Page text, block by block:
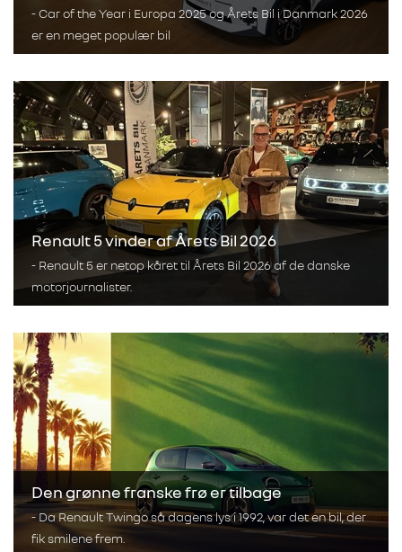
- Car of the Year i Europa 2025 og Årets Bil i Danmark 2026
er en meget populær bil
Renault 5 vinder af Årets Bil 2026
- Renault 5 er netop kåret til Årets Bil 2026 af de danske
motorjournalister.
Den grønne franske frø er tilbage
- Da Renault Twingo så dagens lys i 1992, var det en bil, der
fik smilene frem.